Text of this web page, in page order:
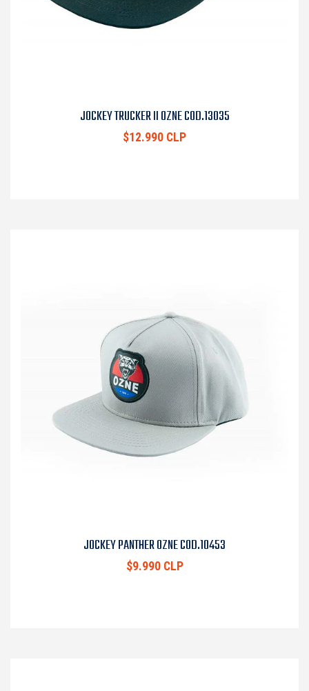
JOCKEY TRUCKER II OZNE COD.13035
$12.990 CLP
JOCKEY PANTHER OZNE COD.10453
$9.990 CLP